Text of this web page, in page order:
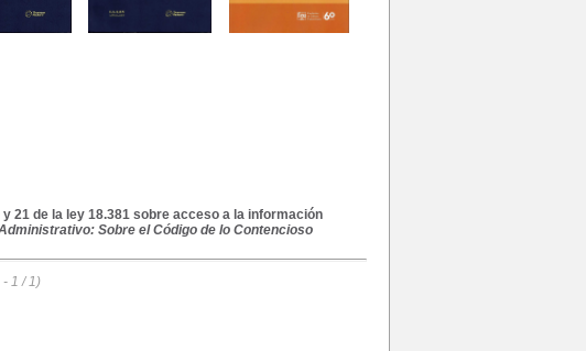
21 de la ley 18.381 sobre acceso a la información
Sobre el Código de lo Contencioso
- 1 / 1)